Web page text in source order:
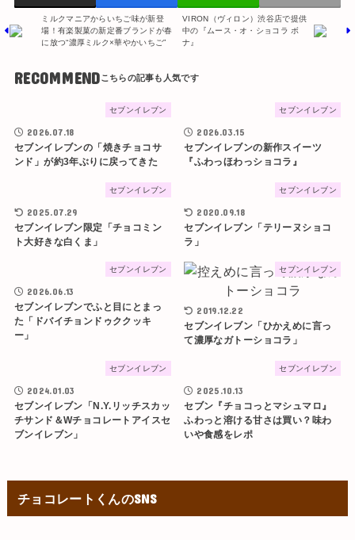
ミルクマニアからいちご味が新登
場！有楽製菓の新定番ブランドが春
に放つ“濃厚ミルク×華やかいちご”
VIRON（ヴィロン）渋谷店で提供
中の『ムース・オ・ショコラ ボ
ナ』
RECOMMEND
セブンイレブン
2026.07.18
セブンイレブンの「焼きチョコサ
ンド」が約3年ぶりに戻ってきた
セブンイレブン
2026.03.15
セブンイレブンの新作スイーツ
『ふわっほわっショコラ』
セブンイレブン
2025.07.29
セブンイレブン限定「チョコミン
ト大好きな白くま」
セブンイレブン
2020.09.18
セブンイレブン「テリーヌショコ
ラ」
セブンイレブン
2026.06.13
セブンイレブンでふと目にとまっ
た「ドバイチョンドゥククッキ
ー」
セブンイレブン
2019.12.22
セブンイレブン「ひかえめに言っ
て濃厚なガトーショコラ」
セブンイレブン
2024.01.03
セブンイレブン「N.Y.リッチスカッ
チサンド＆Wチョコレートアイスセ
ブンイレブン」
セブンイレブン
2025.10.13
セブン『チョコっとマシュマロ』
ふわっと溶ける甘さは買い？味わ
いや食感をレポ
チョコレートくんのSNS